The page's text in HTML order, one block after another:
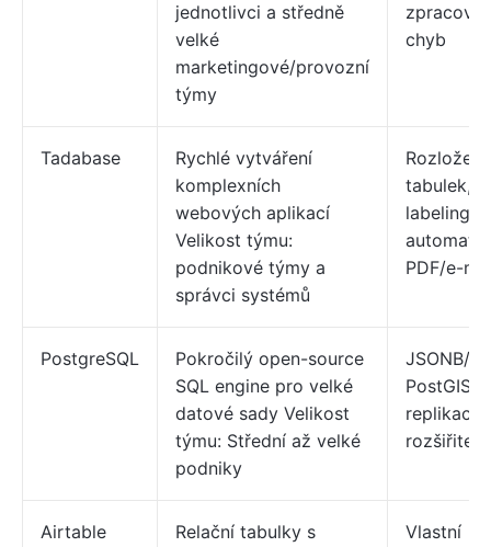
jednotlivci a středně
velké
marketingové/provozní
týmy
chyb
Tadabase
Rychlé vytváření
komplexních
webových aplikací
Velikost týmu:
podnikové týmy a
správci systémů
tabulek,
labeling,
PDF/e-
PostgreSQL
Pokročilý open-source
SQL engine pro velké
datové sady Velikost
týmu: Střední až velké
podniky
JSONB/
PostGIS,
replikace,
Airtable
Relační tabulky s
Vlastní